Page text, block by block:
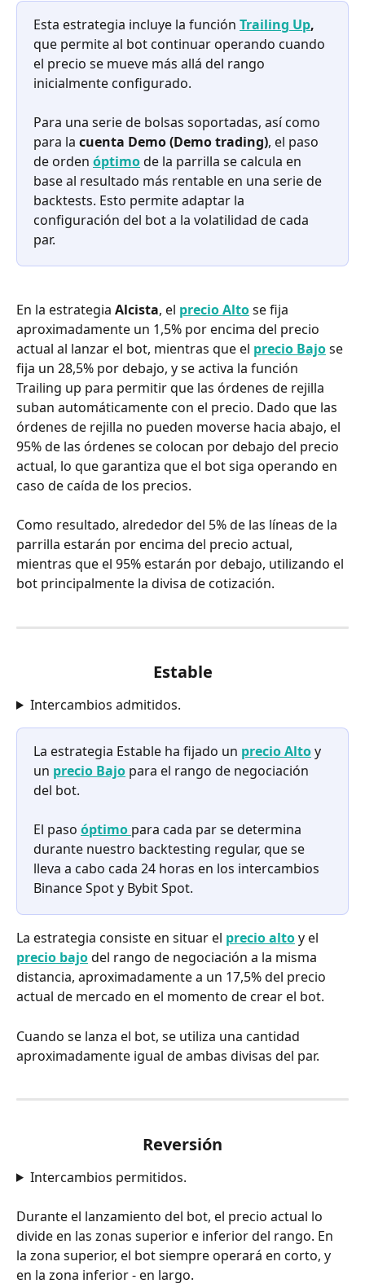
Esta estrategia incluye la función Trailing Up,
que permite al bot continuar operando cuando
el precio se mueve más allá del rango
inicialmente configurado.
Para una serie de bolsas soportadas, así como
para la cuenta Demo (Demo trading), el paso
de orden óptimode la parrilla se calcula en
base al resultado más rentable en una serie de
backtests. Esto permite adaptar la
configuración del bot a la volatilidad de cada
par.
En la estrategia Alcista, el precio Alto se fija
aproximadamente un 1,5% por encima del precio
actual al lanzar el bot, mientras que el precio Bajo se
fija un 28,5% por debajo, y se activa la función
Trailing up para permitir que las órdenes de rejilla
suban automáticamente con el precio. Dado que las
órdenes de rejilla no pueden moverse hacia abajo, el
95% de las órdenes se colocan por debajo del precio
actual, lo que garantiza que el bot siga operando en
caso de caída de los precios.
Como resultado, alrededor del 5% de las líneas de la
parrilla estarán por encima del precio actual,
mientras que el 95% estarán por debajo, utilizando el
bot principalmente la divisa de cotización.
Estable
Intercambios admitidos.
La estrategia Estable ha fijado un precio Alto y
un precio Bajo para el rango de negociación
del bot.
El paso óptimo para cada par se determina
durante nuestro backtesting regular, que se
lleva a cabo cada 24 horas en los intercambios
Binance Spot y Bybit Spot.
La estrategia consiste en situar el precio altoy el
precio bajo del rango de negociación a la misma
distancia, aproximadamente a un 17,5% del precio
actual de mercado en el momento de crear el bot.
Cuando se lanza el bot, se utiliza una cantidad
aproximadamente igual de ambas divisas del par.
Reversión
Intercambios permitidos.
Durante el lanzamiento del bot, el precio actual lo
divide en las zonas superior e inferior del rango. En
la zona superior, el bot siempre operará en corto, y
en la zona inferior - en largo.